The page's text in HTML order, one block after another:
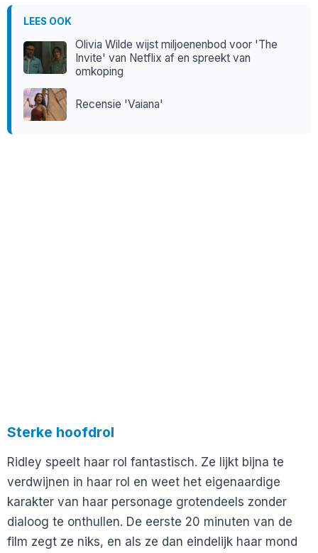
LEES OOK
Olivia Wilde wijst miljoenenbod voor 'The
Invite' van Netflix af en spreekt van
omkoping
Recensie 'Vaiana'
Sterke hoofdrol
Ridley speelt haar rol fantastisch. Ze lijkt bijna te
verdwijnen in haar rol en weet het eigenaardige
karakter van haar personage grotendeels zonder
dialoog te onthullen. De eerste 20 minuten van de
film zegt ze niks, en als ze dan eindelijk haar mond